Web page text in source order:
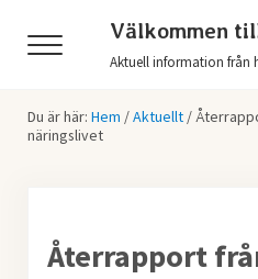
Menu
Välkommen
Aktuell information från
Du är här: Hem /Aktuellt /
näringslivet
Återrapport